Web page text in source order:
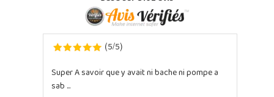
(5/5)
Super A savoir que y avait ni bache ni pompe a
sab ...